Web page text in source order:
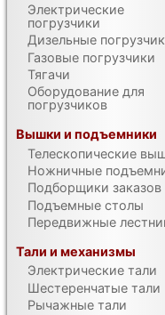
Электрические
погрузчики
Дизельные
Газовые погрузчики
Тягачи
Оборудование для
погрузчиков
Вышки и подъемники
Телескопические
Ножничные
Подборщики заказов
Подъемные столы
Передвижные
Тали и механизмы
Электрические тали
Шестеренчатые тали
Рычажные тали